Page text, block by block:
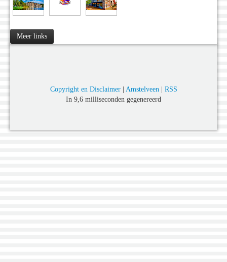
Meer links
Copyright en Disclaimer| Amstelveen| RSS
In 9,6 milliseconden gegenereerd